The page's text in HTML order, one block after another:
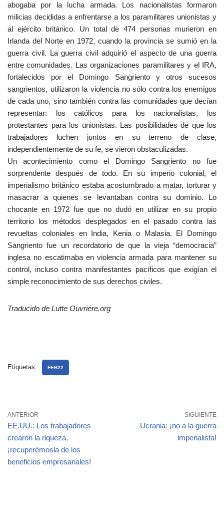
abogaba por la lucha armada. Los nacionalistas formaron
milicias decididas a enfrentarse a los paramilitares unionistas y
al ejército británico. Un total de 474 personas murieron en
Irlanda del Norte en 1972, cuando la provincia se sumió en la
guerra civil. La guerra civil adquirió el aspecto de una guerra
entre comunidades. Las organizaciones paramilitares y el IRA,
fortalecidos por el Domingo Sangriento y otros sucesos
sangrientos, utilizaron la violencia no sólo contra los enemigos
de cada uno, sino también contra las comunidades que decían
representar: los católicos para los nacionalistas, los
protestantes para los unionistas. Las posibilidades de que los
trabajadores luchen juntos en su terreno de clase,
independientemente de su fe, se vieron obstaculizadas.
Un acontecimiento como el Domingo Sangriento no fue
sorprendente después de todo. En su imperio colonial, el
imperialismo británico estaba acostumbrado a matar, torturar y
masacrar a quienes se levantaban contra su dominio. Lo
chocante en 1972 fue que no dudó en utilizar en su propio
territorio los métodos desplegados en el pasado contra las
revueltas coloniales en India, Kenia o Malasia. El Domingo
Sangriento fue un recordatorio de que la vieja “democracia”
inglesa no escatimaba en violencia armada para mantener su
control, incluso contra manifestantes pacíficos que exigían el
simple reconocimiento de sus derechos civiles.
Traducido de Lutte Ouvriére.org
Etiquetas: FEB22
ANTERIOR
EE.UU.: Los trabajadores
crearon la riqueza,
¡recuperémosla de los
beneficios empresariales!
SIGUIENTE
Ucrania: ¡no a la guerra
imperialista!